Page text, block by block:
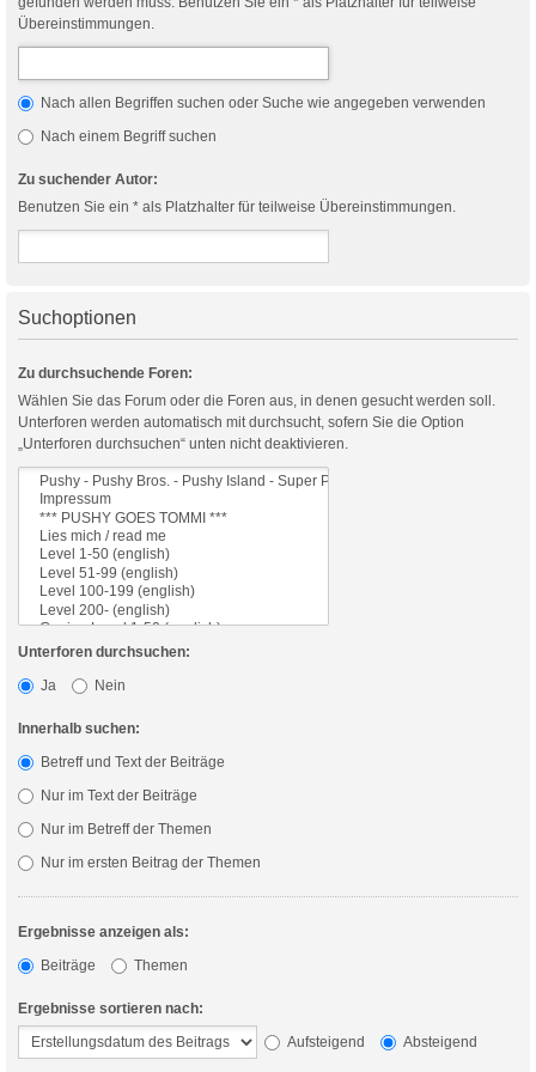
Übereinstimmungen.
Nach allen Begriffen suchen oder Suche wie angegeben verwenden
Nach einem Begriff suchen
Zu suchender Autor:
Benutzen Sie ein * als Platzhalter für teilweise Übereinstimmungen.
Suchoptionen
Zu durchsuchende Foren:
Wählen Sie das Forum oder die Foren aus, in denen gesucht werden soll.
Unterforen werden automatisch mit durchsucht, sofern Sie die Option
„Unterforen durchsuchen“ unten nicht deaktivieren.
Unterforen durchsuchen:
Ja
Nein
Innerhalb suchen:
Betreff und Text der Beiträge
Nur im Text der Beiträge
Nur im Betreff der Themen
Nur im ersten Beitrag der Themen
Ergebnisse anzeigen als:
Beiträge
Themen
Ergebnisse sortieren nach:
Aufsteigend
Absteigend